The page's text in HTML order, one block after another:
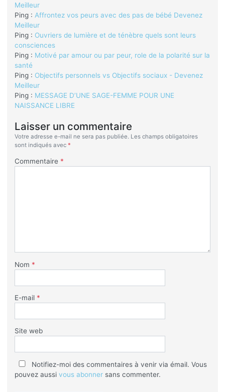
Meilleur
Ping : Affrontez vos peurs avec des pas de bébé Devenez
Meilleur
Ping : Ouvriers de lumière et de ténèbre quels sont leurs
consciences
Ping : Motivé par amour ou par peur, role de la polarité sur la
santé
Ping : Objectifs personnels vs Objectifs sociaux - Devenez
Meilleur
Ping : MESSAGE D’UNE SAGE-FEMME POUR UNE
NAISSANCE LIBRE
Laisser un commentaire
Votre adresse e-mail ne sera pas publiée. Les champs obligatoires
sont indiqués avec *
Commentaire *
Nom *
E-mail *
Site web
Notifiez-moi des commentaires à venir via émail. Vous
pouvez aussi vous abonnersans commenter.